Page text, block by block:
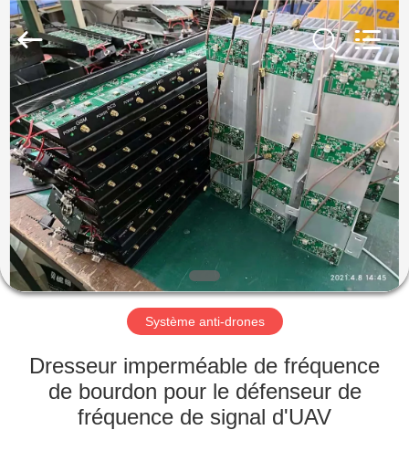
MAISON
PRODUITS
AU
SUJET
DE
NOUS
VISITE
D'USINE
2026
Amplifier
module.
Rights
Reserved.
Système anti-drones
Dresseur imperméable de fréquence
de bourdon pour le défenseur de
fréquence de signal d'UAV